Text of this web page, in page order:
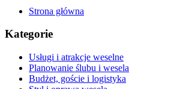
Strona główna
Kategorie
Usługi i atrakcje weselne
Planowanie ślubu i wesela
Budżet, goście i logistyka